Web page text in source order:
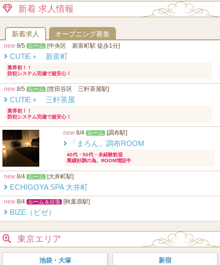
新着 求人情報
新着求人 オープニング募集
new 8/5 ルーム [中央区 新富町駅 徒歩1分]
CUTiE＋ 新富町
業界初！！
防犯システム完備で超安心！
new 8/5 ルーム [世田谷区 三軒茶屋駅]
CUTiE＋ 三軒茶屋
業界初！！
防犯システム完備で超安心！
new 8/4 ルーム [調布駅]
「まろん」調布ROOM
40代・50代・未経験歓迎
業績好調の為、ROOM増設中
new 8/4 ルーム [大井町駅]
ECHIGOYA SPA 大井町
new 8/4 ルーム＆出張 [秋葉原駅]
BIZE（ビゼ）
東京エリア
池袋・大塚 新宿